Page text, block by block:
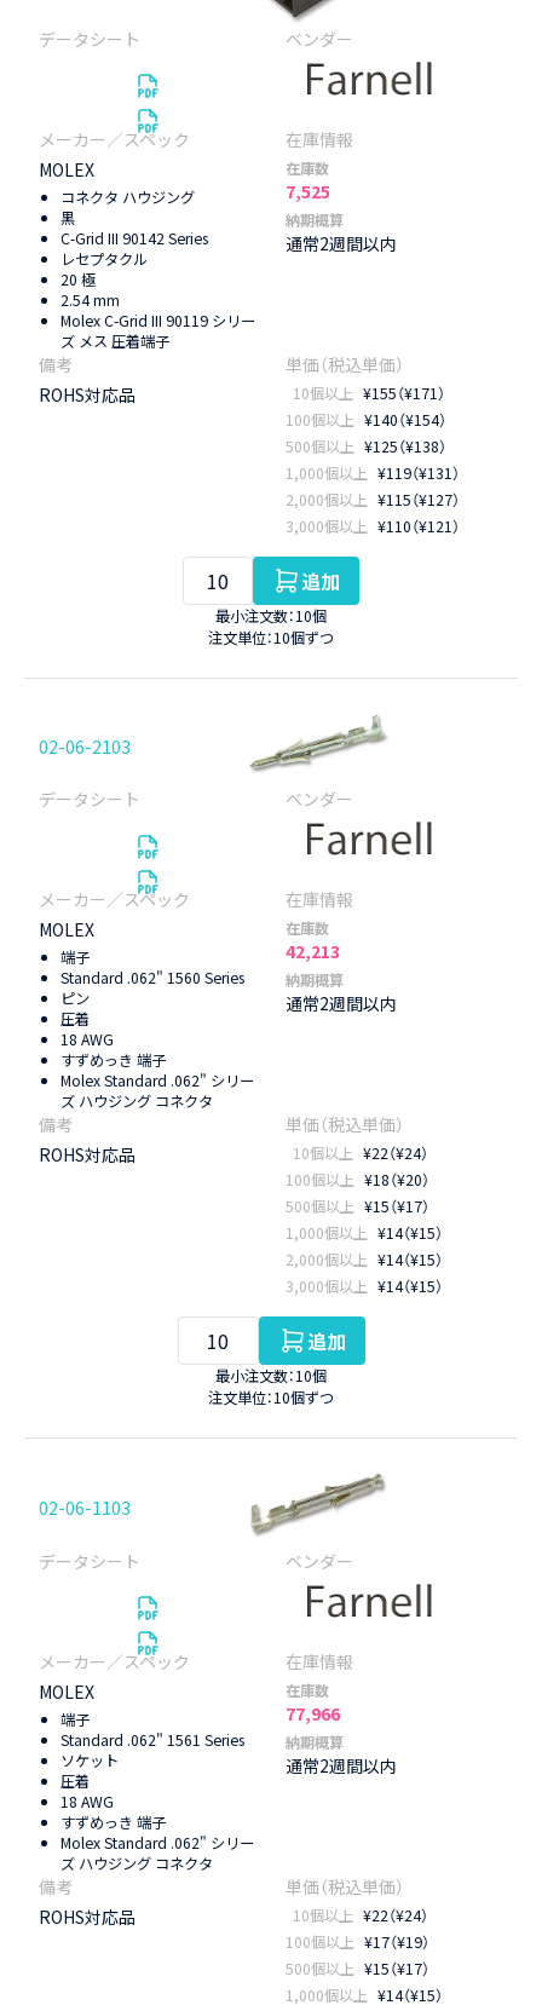
MOLEX
コネクタ ハウジング
黒
C-Grid III 90142 Series
レセプタクル
20 極
2.54 mm
Molex C-Grid III 90119 シリー
ズ メス 圧着端子
在庫数
7,525
納期概算
通常2週間以内
ROHS対応品 10個以上 ¥155（¥171）
100個以上 ¥140（¥154）
500個以上 ¥125（¥138）
1,000個以上 ¥119（¥131）
2,000個以上 ¥115（¥127）
3,000個以上 ¥110（¥121）
追加
最小注文数：10個
注文単位：10個ずつ
02-06-2103
MOLEX
端子
Standard .062" 1560 Series
ピン
圧着
18 AWG
すずめっき 端子
Molex Standard .062" シリー
ズ ハウジング コネクタ
在庫数
42,213
納期概算
通常2週間以内
ROHS対応品 10個以上 ¥22（¥24）
100個以上 ¥18（¥20）
500個以上 ¥15（¥17）
1,000個以上 ¥14（¥15）
2,000個以上 ¥14（¥15）
3,000個以上 ¥14（¥15）
追加
最小注文数：10個
注文単位：10個ずつ
02-06-1103
MOLEX
端子
Standard .062" 1561 Series
ソケット
圧着
18 AWG
すずめっき 端子
Molex Standard .062" シリー
ズ ハウジング コネクタ
在庫数
77,966
納期概算
通常2週間以内
ROHS対応品 10個以上 ¥22（¥24）
100個以上 ¥17（¥19）
500個以上 ¥15（¥17）
1,000個以上 ¥14（¥15）